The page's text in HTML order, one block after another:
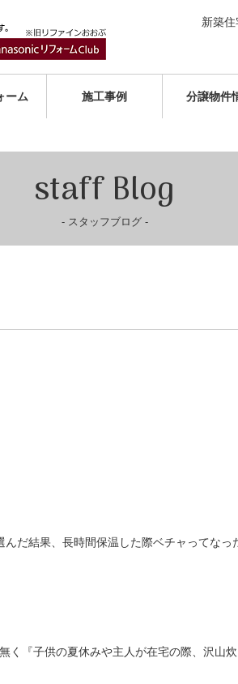
新築
ーム 施工事例 分譲物件
staff Blog
スタッフブログ
だ結果、長時間保温した際ベチャってなっ
く『子供の夏休みや主人が在宅の際、沢山